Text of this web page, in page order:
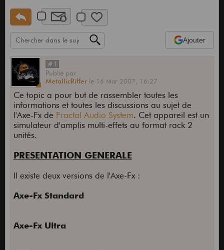
Ajouter
#1
Publié par
MetallicRiffer le 16 Mar 2007, 16:27
Ce topic a pour but de rassembler toutes les
informations et toutes les discussions au sujet de
l'Axe-Fx de Fractal Audio System. Cet appareil est un
simulateur d'amplis multi-effets au format rack 2
unités.
PRESENTATION GENERALE
Il existe deux versions de l'Axe-Fx :
Axe-Fx Standard
Axe-Fx Ultra